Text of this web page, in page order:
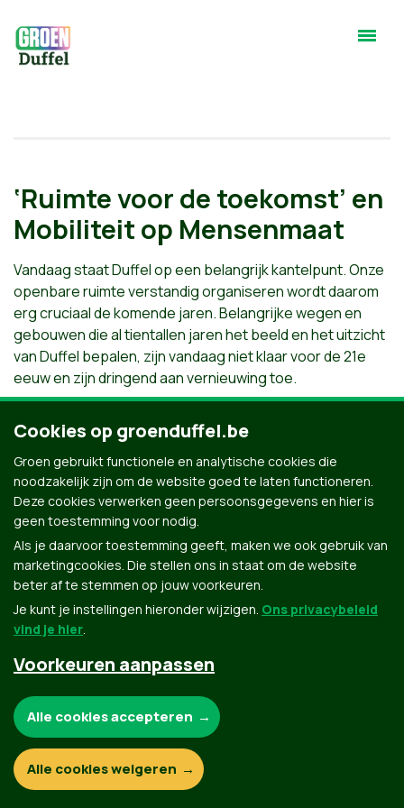
‘Ruimte voor de toekomst’ en
Mobiliteit op Mensenmaat
Vandaag staat Duffel op een belangrijk kantelpunt. Onze
openbare ruimte verstandig organiseren wordt daarom
erg cruciaal de komende jaren. Belangrijke wegen en
gebouwen die al tientallen jaren het beeld en het uitzicht
van Duffel bepalen, zijn vandaag niet klaar voor de 21e
eeuw en zijn dringend aan vernieuwing toe.
Groen.be
Contact
Cookies op groenduffel.be
Groen gebruikt functionele en analytische cookies die
noodzakelijk zijn om de website goed te laten functioneren.
Deze cookies verwerken geen persoonsgegevens en hier is
geen toestemming voor nodig.
Als je daarvoor toestemming geeft, maken we ook gebruik van
marketingcookies. Die stellen ons in staat om de website
beter af te stemmen op jouw voorkeuren.
Je kunt je instellingen hieronder wijzigen. Ons privacybeleid
vind je hier.
Voorkeuren aanpassen
Functionele en analytische cookies:
Alle cookies accepteren
Alle cookies weigeren